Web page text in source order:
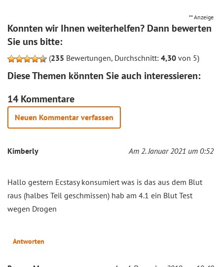
** Anzeige
Konnten wir Ihnen weiterhelfen? Dann bewerten
Sie uns bitte:
(235 Bewertungen, Durchschnitt: 4,30 von 5)
Diese Themen könnten Sie auch interessieren:
14 Kommentare
Neuen Kommentar verfassen
Kimberly Am 2. Januar 2021 um 0:52
Hallo gestern Ecstasy konsumiert was is das aus dem Blut
raus (halbes Teil geschmissen) hab am 4.1 ein Blut Test
wegen Drogen
Antworten